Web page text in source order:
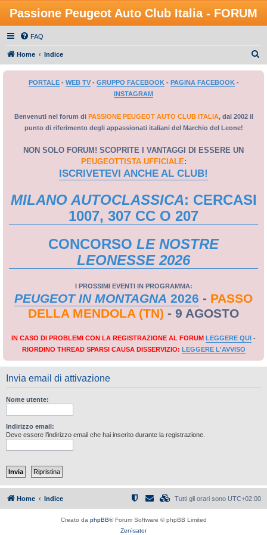
Passione Peugeot Auto Club Italia - FORUM
FAQ
Home Indice
PORTALE- WEB TV- GRUPPO FACEBOOK- PAGINA FACEBOOK-
INSTAGRAM
Benvenuti nel forum di PASSIONE PEUGEOT AUTO CLUB ITALIA, dal 2002 il
punto di riferimento degli appassionati italiani del Marchio del Leone!
NON SOLO FORUM! SCOPRITE I VANTAGGI DI ESSERE UN
PEUGEOTTISTA UFFICIALE:
ISCRIVETEVI ANCHE AL CLUB!
MILANO AUTOCLASSICA: CERCASI
1007, 307 CC O 207
CONCORSO LE NOSTRE
LEONESSE 2026
I PROSSIMI EVENTI IN PROGRAMMA:
PEUGEOT IN MONTAGNA 2026 - PASSO
DELLA MENDOLA (TN) - 9 AGOSTO
IN CASO DI PROBLEMI CON LA REGISTRAZIONE AL FORUM LEGGERE QUI -
RIORDINO THREAD SPARSI CAUSA DISSERVIZIO: LEGGERE L'AVVISO
Invia email di attivazione
Nome utente:
Indirizzo email:
Deve essere l’indirizzo email che hai inserito durante la registrazione.
Home Indice Tutti gli orari sono UTC+02:00
Creato da phpBB® Forum Software © phpBB Limited
Zenìsator